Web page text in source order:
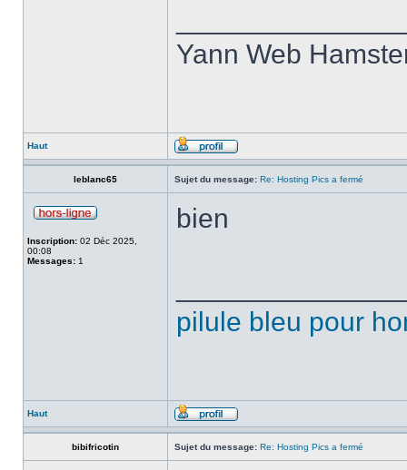
Yann Web
Haut
leblanc65 Sujet du message: Re: Hosting Pics a fermé
Inscription: 02 Déc 2025,
00:08
Messages: 1
bien
pilule bleu pour
Haut
bibifricotin Sujet du message: Re: Hosting Pics a fermé